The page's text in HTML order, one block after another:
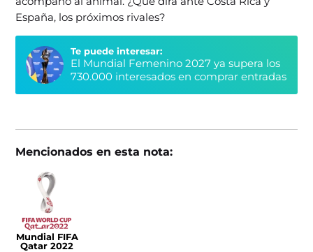
España, los próximos rivales?
Te puede interesar:
El Mundial Femenino 2027 ya supera los
730.000 interesados en comprar entradas
Mencionados en esta nota:
Mundial FIFA
Qatar 2022